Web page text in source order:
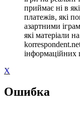
приймає ні в
платежів, які
азартними
які матеріали
інформаційних
X
Ошибка